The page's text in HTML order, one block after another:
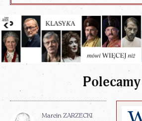
Polecamy
Marcin ZARZECKI